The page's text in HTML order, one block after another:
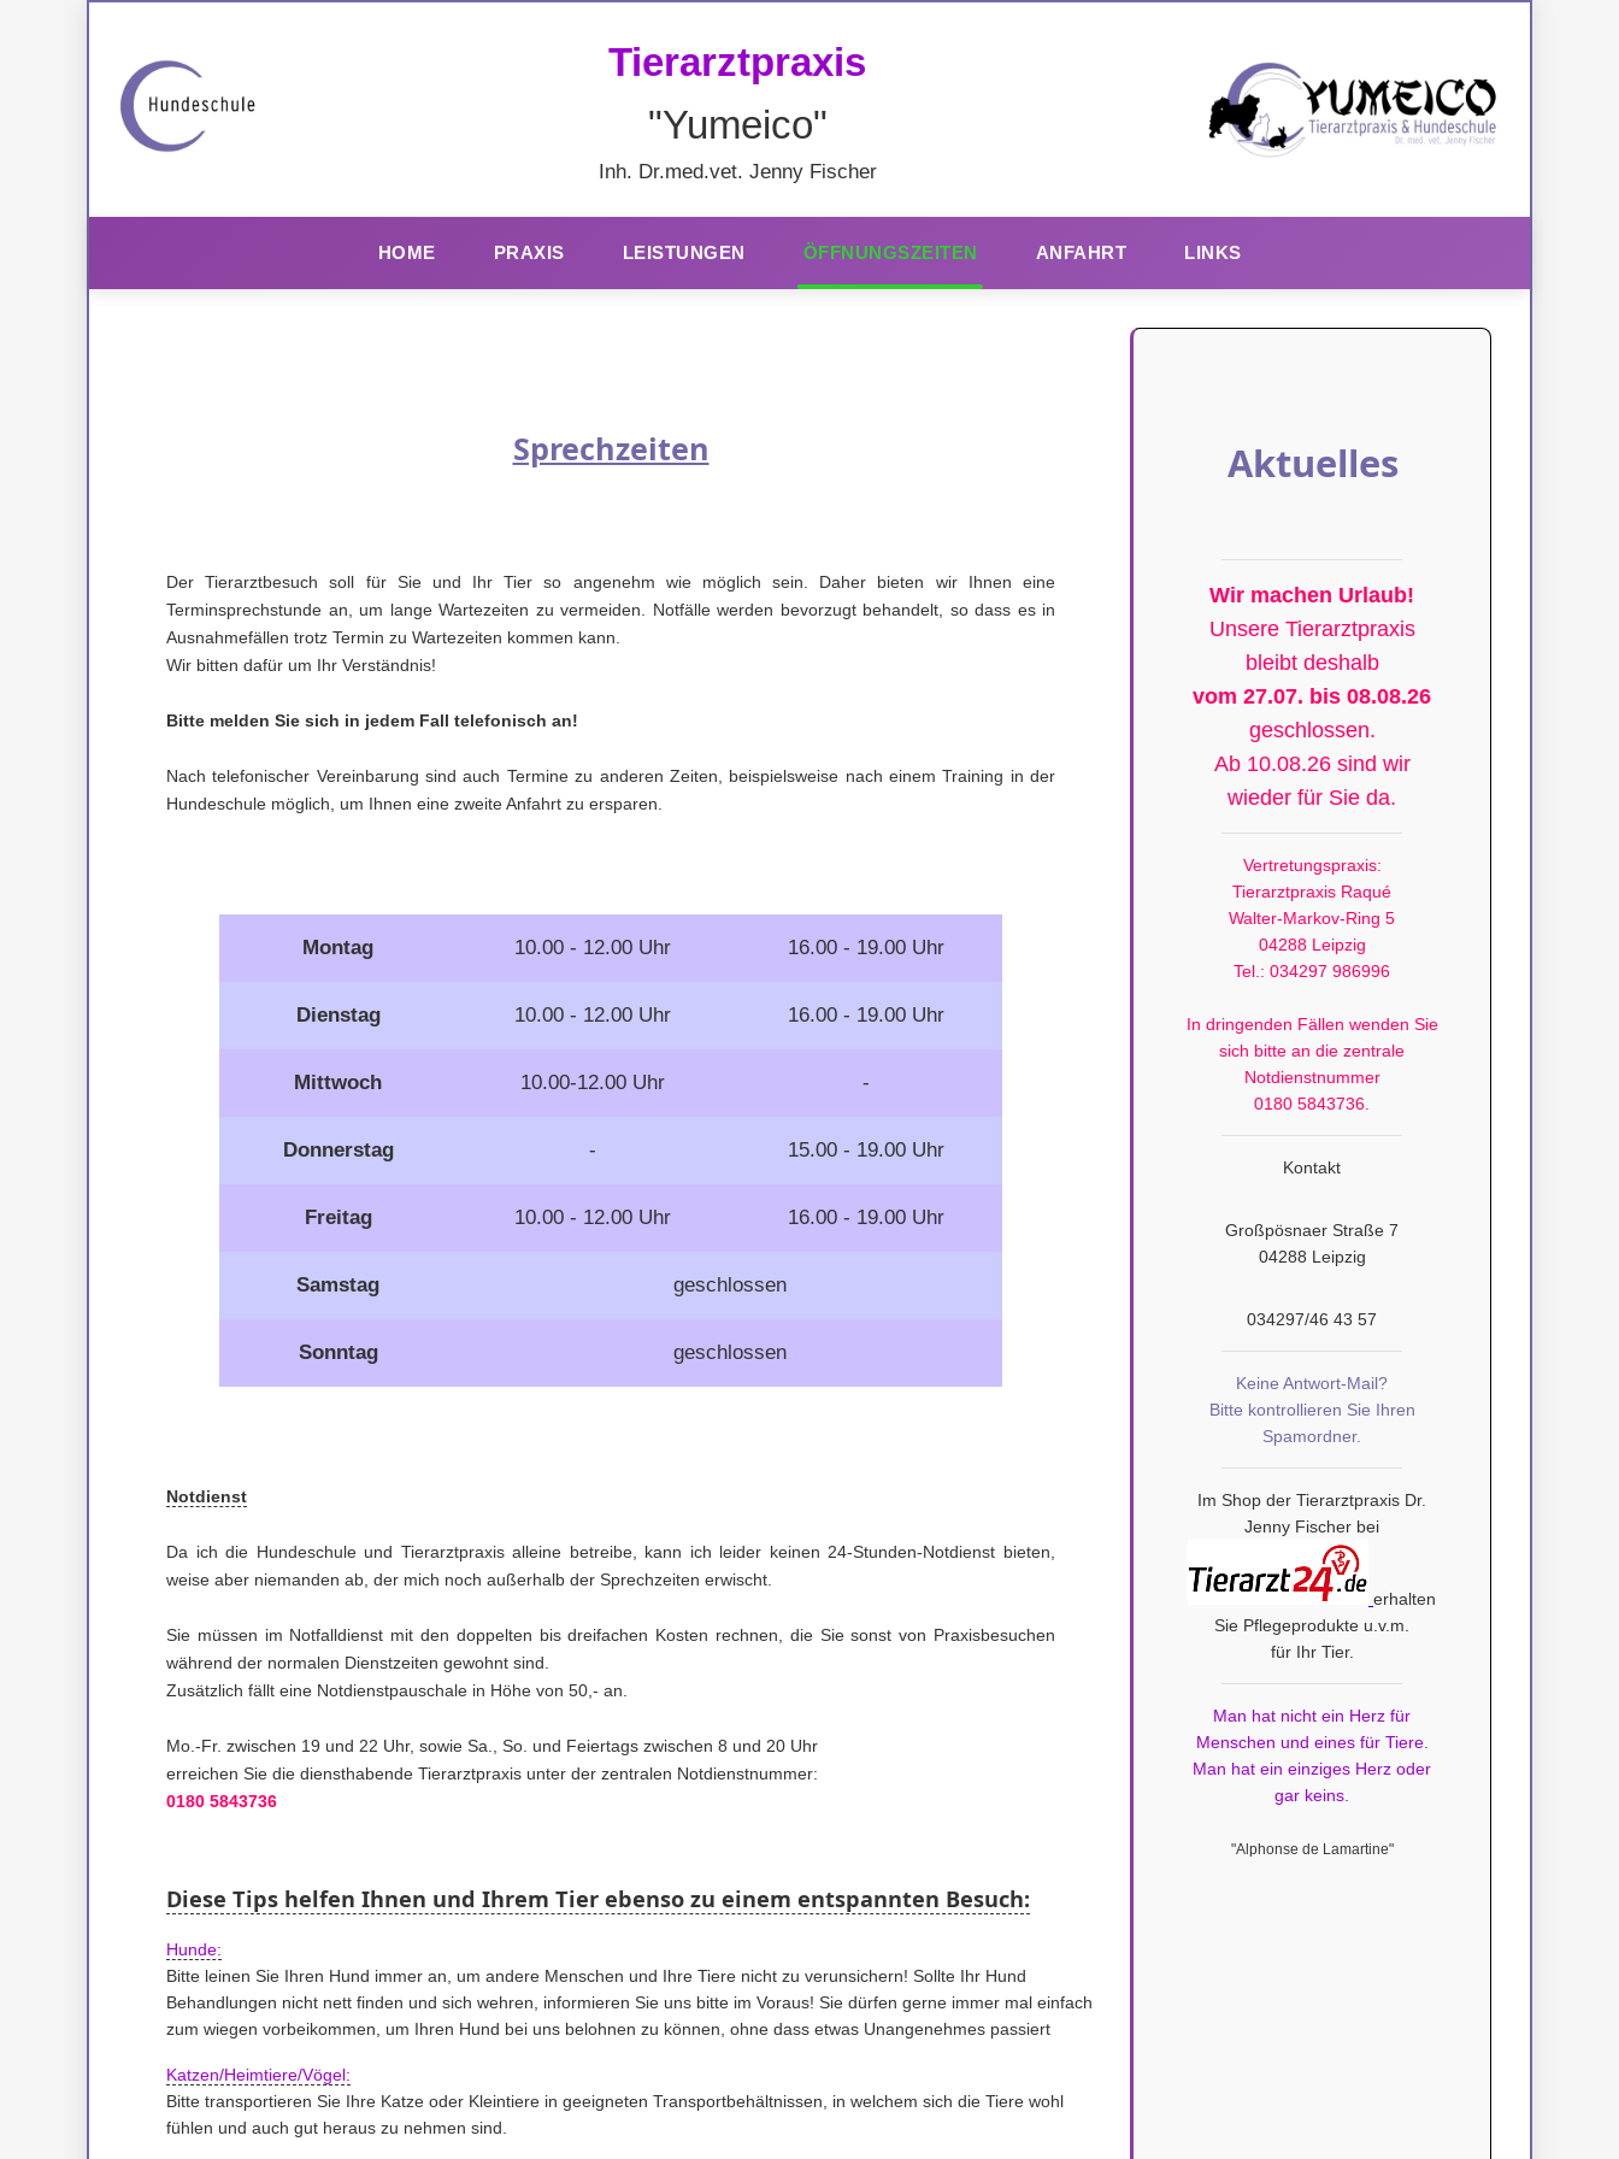
Tierarztpraxis
"Yumeico"
Inh. Dr.med.vet. Jenny Fischer
HOME PRAXIS LEISTUNGEN ÖFFNUNGSZEITEN ANFAHRT LINKS
Aktuelles
Wir machen Urlaub!
Unsere Tierarztpraxis
bleibt deshalb
vom 27.07. bis 08.08.26
geschlossen.
Ab 10.08.26 sind wir
wieder für Sie da.
Vertretungspraxis:
Tierarztpraxis Raqué
Walter-Markov-Ring 5
04288 Leipzig
Tel.: 034297 986996
In dringenden Fällen wenden Sie
sich bitte an die zentrale
Notdienstnummer
0180 5843736.
Kontakt
Großpösnaer Straße 7
04288 Leipzig
034297/46 43 57
Keine Antwort-Mail?
Bitte kontrollieren Sie Ihren
Spamordner.
Im Shop der Tierarztpraxis Dr.
Jenny Fischer bei
erhalten
Sie Pflegeprodukte u.v.m.
für Ihr Tier.
Man hat nicht ein Herz für
Menschen und eines für Tiere.
Man hat ein einziges Herz oder
gar keins.
"Alphonse de Lamartine"
Sprechzeiten
Der Tierarztbesuch soll für Sie und Ihr Tier so angenehm wie möglich sein. Daher bieten wir Ihnen eine
Terminsprechstunde an, um lange Wartezeiten zu vermeiden. Notfälle werden bevorzugt behandelt, so dass es in
Ausnahmefällen trotz Termin zu Wartezeiten kommen kann.
Wir bitten dafür um Ihr Verständnis!
Bitte melden Sie sich in jedem Fall telefonisch an!
Nach telefonischer Vereinbarung sind auch Termine zu anderen Zeiten, beispielsweise nach einem Training in der
Hundeschule möglich, um Ihnen eine zweite Anfahrt zu ersparen.
Montag 10.00 - 12.00 Uhr 16.00 - 19.00 Uhr
Dienstag 10.00 - 12.00 Uhr 16.00 - 19.00 Uhr
Mittwoch 10.00-12.00 Uhr -
Donnerstag - 15.00 - 19.00 Uhr
Freitag 10.00 - 12.00 Uhr 16.00 - 19.00 Uhr
Samstag geschlossen
Sonntag geschlossen
Notdienst
Da ich die Hundeschule und Tierarztpraxis alleine betreibe, kann ich leider keinen 24-Stunden-Notdienst bieten,
weise aber niemanden ab, der mich noch außerhalb der Sprechzeiten erwischt.
Sie müssen im Notfalldienst mit den doppelten bis dreifachen Kosten rechnen, die Sie sonst von Praxisbesuchen
während der normalen Dienstzeiten gewohnt sind.
Zusätzlich fällt eine Notdienstpauschale in Höhe von 50,- an.
Mo.-Fr. zwischen 19 und 22 Uhr, sowie Sa., So. und Feiertags zwischen 8 und 20 Uhr
erreichen Sie die diensthabende Tierarztpraxis unter der zentralen Notdienstnummer:
0180 5843736
Diese Tips helfen Ihnen und Ihrem Tier ebenso zu einem entspannten Besuch:
Hunde:
Bitte leinen Sie Ihren Hund immer an, um andere Menschen und Ihre Tiere nicht zu verunsichern! Sollte Ihr Hund
Behandlungen nicht nett finden und sich wehren, informieren Sie uns bitte im Voraus! Sie dürfen gerne immer mal einfach
zum wiegen vorbeikommen, um Ihren Hund bei uns belohnen zu können, ohne dass etwas Unangenehmes passiert
Katzen/Heimtiere/Vögel:
Bitte transportieren Sie Ihre Katze oder Kleintiere in geeigneten Transportbehältnissen, in welchem sich die Tiere wohl
fühlen und auch gut heraus zu nehmen sind.